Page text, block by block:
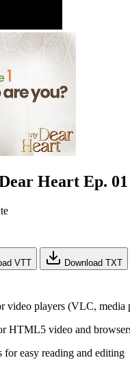
Heart Ep.
VTT Download TXT
video players (VLC, media
HTML5 video and
easy reading and editing